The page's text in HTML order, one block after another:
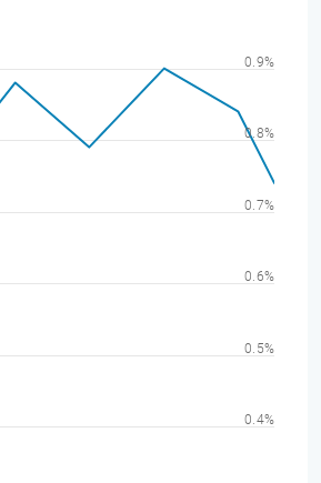
0.4%
0.5%
0.6%
0.7%
0.8%
0.9%